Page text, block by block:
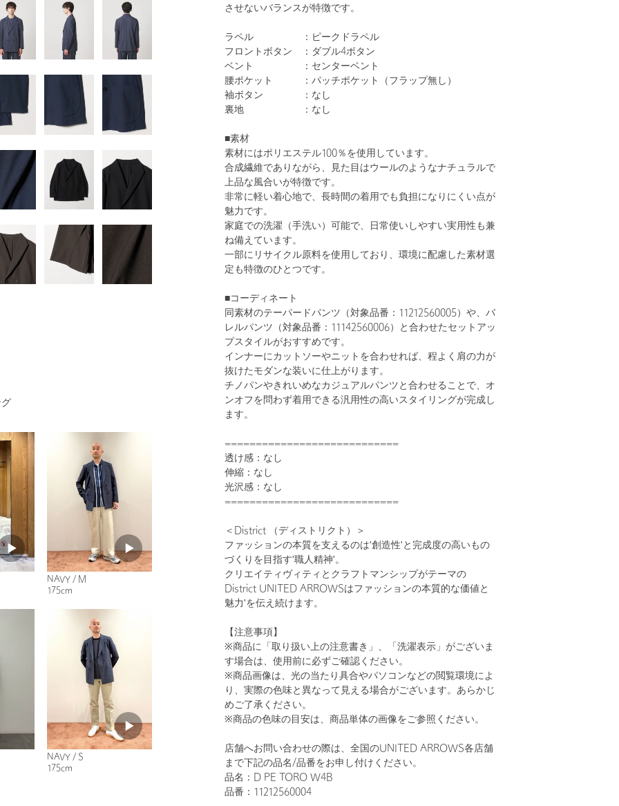
させないバランスが特徴です。
ラペル ：ピークドラペル
フロントボタン ：ダブル4ボタン
ベント ：センターベント
腰ポケット ：パッチポケット（フラップ無し）
袖ボタン ：なし
裏地 ：なし
■素材
素材にはポリエステル100％を使用しています。
合成繊維でありながら、見た目はウールのようなナチュラルで
上品な風合いが特徴です。
非常に軽い着心地で、長時間の着用でも負担になりにくい点が
魅力です。
家庭での洗濯（手洗い）可能で、日常使いしやすい実用性も兼
ね備えています。
一部にリサイクル原料を使用しており、環境に配慮した素材選
定も特徴のひとつです。
■コーディネート
同素材のテーパードパンツ（対象品番：11212560005）や、バ
レルパンツ（対象品番：11142560006）と合わせたセットアッ
プスタイルがおすすめです。
インナーにカットソーやニットを合わせれば、程よく肩の力が
抜けたモダンな装いに仕上がります。
チノパンやきれいめなカジュアルパンツと合わせることで、オ
ンオフを問わず着用できる汎用性の高いスタイリングが完成し
ます。
============================
透け感：なし
伸縮：なし
光沢感：なし
============================
＜District （ディストリクト）＞
ファッションの本質を支えるのは'創造性'と完成度の高いもの
づくりを目指す'職人精神'。
クリエイティヴィティとクラフトマンシップがテーマの
District UNITED ARROWSはファッションの本質的な価値と
魅力'を伝え続けます。
【注意事項】
※商品に「取り扱い上の注意書き」、「洗濯表示」がございま
す場合は、使用前に必ずご確認ください。
※商品画像は、光の当たり具合やパソコンなどの閲覧環境によ
り、実際の色味と異なって見える場合がございます。あらかじ
めご了承ください。
※商品の色味の目安は、商品単体の画像をご参照ください。
店舗へお問い合わせの際は、全国のUNITED ARROWS各店舗
まで下記の品名/品番をお申し付けください。
品名：D PE TORO W4B
品番：11212560004
NAVY / M
175cm
NAVY / S
175cm